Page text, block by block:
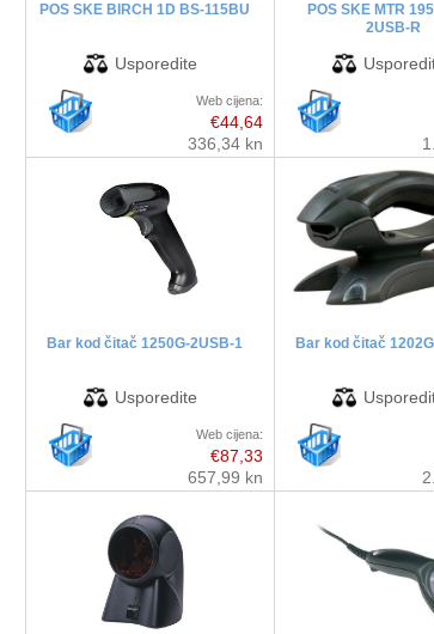
POS SKE BIRCH 1D BS-115BU
Web cijena:
€44,64
336,34 kn
POS SKE MTR
2USB-R
Bar kod čitač 1250G-2USB-1
Web cijena:
€87,33
657,99 kn
Bar kod čitač